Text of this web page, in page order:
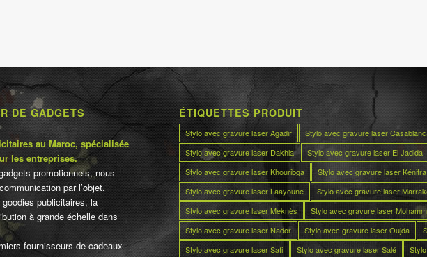
DE GADGETS
au Maroc, spécialisée
les entreprises.
promotionnels, nous
par l’objet.
publicitaires, la
à grande échelle dans
fournisseurs de cadeaux
ÉTIQUETTES PRODUIT
Stylo avec gravure laser Agadir
Stylo avec gravure laser
Stylo avec gravure laser Dakhla
Stylo avec gravure laser El Jadida
Stylo avec gravure laser Khouribga
Stylo avec gravure laser Kénitra
Stylo avec gravure laser Laayoune
Stylo avec gravure laser
Stylo avec gravure laser Meknès
Stylo avec gravure laser
Stylo avec gravure laser Nador
Stylo avec gravure laser Oujda
Stylo avec gravure laser Safi
Stylo avec gravure laser Salé